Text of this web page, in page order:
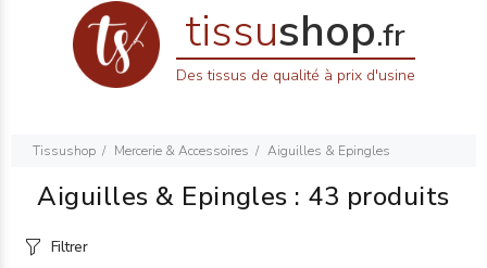
tissushop.fr
Des tissus de qualité à prix d'usine
Tissushop Mercerie & Accessoires Aiguilles & Epingles
Aiguilles & Epingles : 43 produits
Filtrer